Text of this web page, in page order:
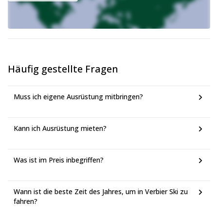
Häufig gestellte Fragen
Muss ich eigene Ausrüstung mitbringen?
Kann ich Ausrüstung mieten?
Was ist im Preis inbegriffen?
Wann ist die beste Zeit des Jahres, um in Verbier Ski zu
fahren?